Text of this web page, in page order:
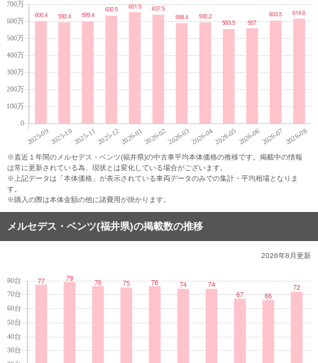
※直近１年間のメルセデス・ベンツ(福井県)の中古車平均本体価格の推移です。掲載中の情報
は常に更新されている為、現状とは変化している場合がございます。
※上記データは「本体価格」が表示されている車両データのみでの集計・平均相場となりま
す。
※購入の際は本体金額の他に諸費用が掛かります。
メルセデス・ベンツ(福井県)の掲載数の推移
2026年8月更新